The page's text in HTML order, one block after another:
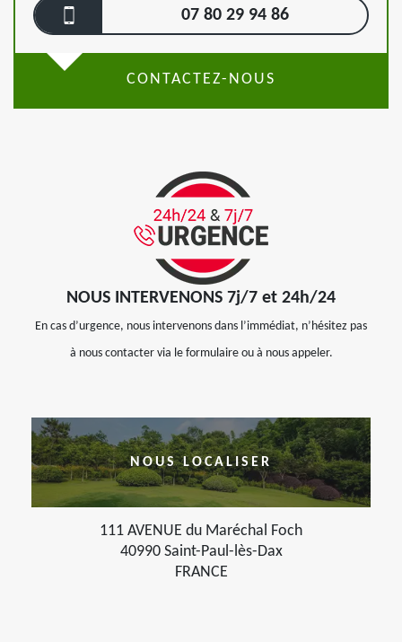
07 80 29 94 86
CONTACTEZ-NOUS
NOUS INTERVENONS 7j/7 et 24h/24
En cas d’urgence, nous intervenons dans l’immédiat, n’hésitez pas
à nous contacter via le formulaire ou à nous appeler.
NOUS LOCALISER
111 AVENUE du Maréchal Foch
40990 Saint-Paul-lès-Dax
FRANCE